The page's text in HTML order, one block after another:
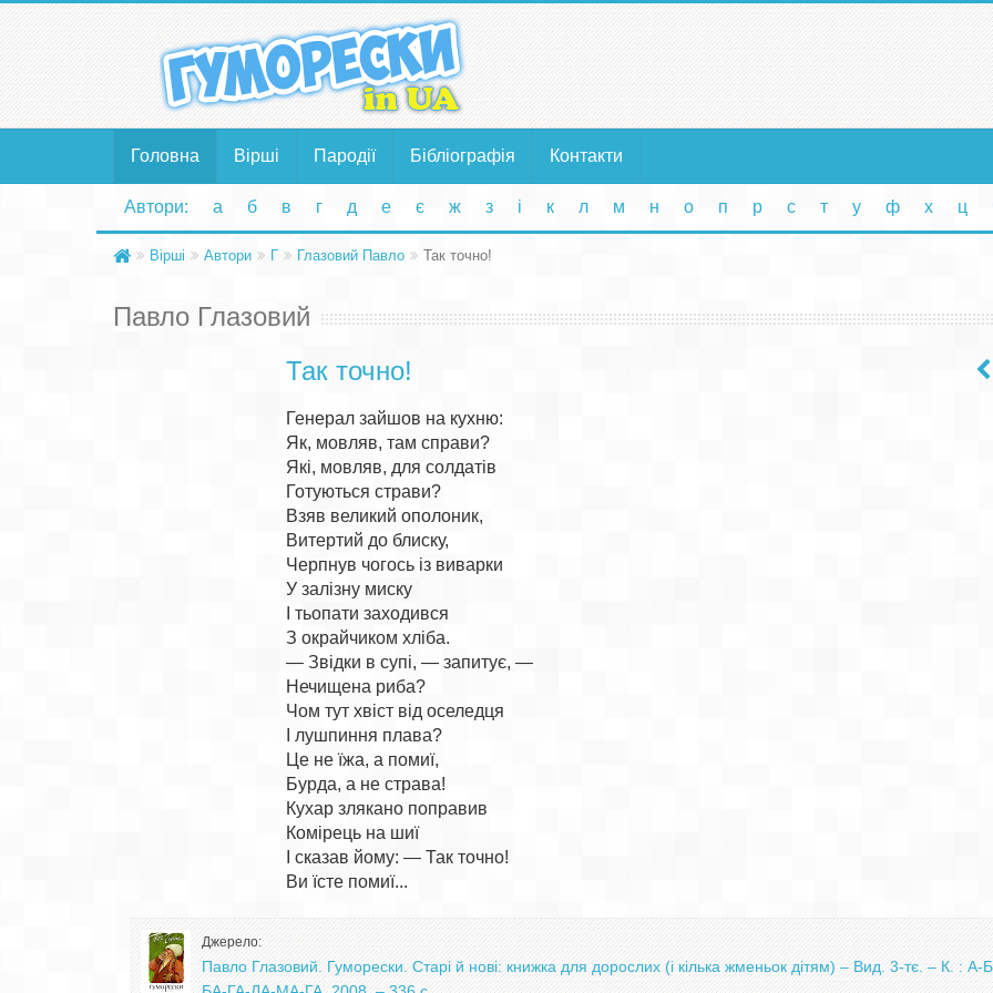
Головна Вірші Пародії Бібліографія Контакти
Автори: а б в г д е є ж з і к л м н о п р с т у ф х ц
Вірші Автори Г Глазовий Павло Так точно!
Павло Глазовий
Так точно!
Генерал зайшов на кухню:
Як, мовляв, там справи?
Які, мовляв, для солдатів
Готуються страви?
Взяв великий ополоник,
Витертий до блиску,
Черпнув чогось із виварки
У залізну миску
І тьопати заходився
З окрайчиком хліба.
— Звідки в супі, — запитує, —
Нечищена риба?
Чом тут хвіст від оселедця
І лушпиння плава?
Це не їжа, а помиї,
Бурда, а не страва!
Кухар злякано поправив
Комірець на шиї
І сказав йому: — Так точно!
Джерело:
Павло Глазовий. Гуморески. Старі й нові: книжка для дорослих (і кілька жменьок дітям) – Вид. 3-тє. – К. : А-